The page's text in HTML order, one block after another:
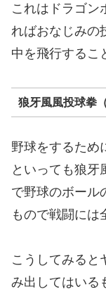
これはドラゴン
ればおなじみの
中を飛行するこ
狼牙風風投球拳
野球をするため
といっても狼牙
で野球のボール
もので戦闘には
こうしてみると
み出してはいる